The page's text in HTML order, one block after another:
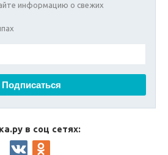
информацию о свежих
в соц сетях: